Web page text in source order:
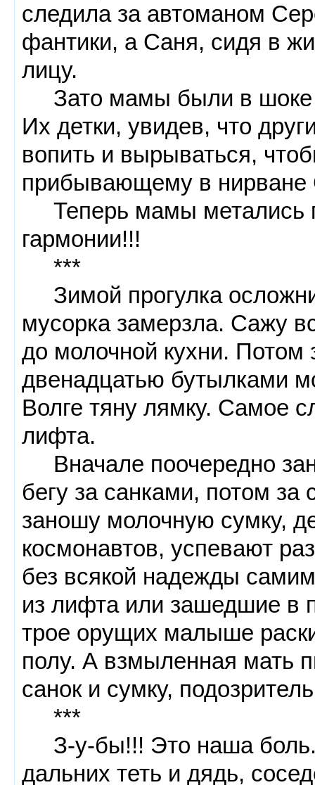
следила за автоманом
фантики, а Саня, сидя в
лицу.
Зато мамы были в шоке
Их детки, увидев, что
вопить и вырываться,
прибывающему в нирване
Теперь мамы метались
гармонии!!!
***
Зимой прогулка
мусорка замерзла. Сажу
до молочной кухни. Потом
двенадцатью бутылками
Волге тяну лямку. Самое
лифта.
Вначале поочередно
бегу за санками, потом
заношу молочную сумку,
космонавтов, успевают
без всякой надежды
из лифта или зашедшие в
трое орущих малыше
полу. А взмыленная мать
санок и сумку,
***
З-у-бы!!! Это наша
дальних теть и дядь,